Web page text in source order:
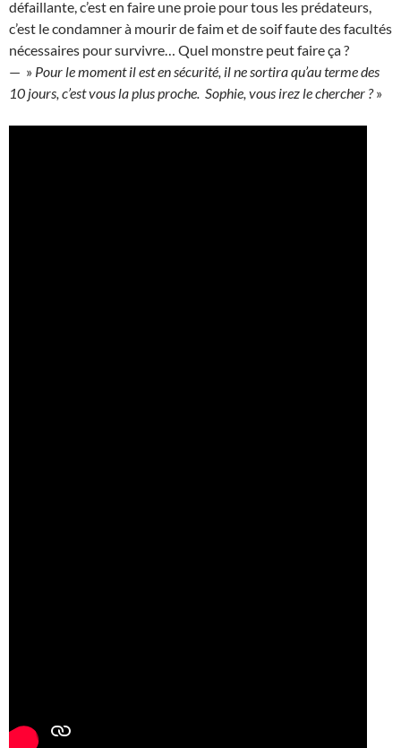
défaillante, c’est en faire une proie pour tous les prédateurs,
c’est le condamner à mourir de faim et de soif faute des facultés
nécessaires pour survivre… Quel monstre peut faire ça ?
— » Pour le moment il est en sécurité, il ne sortira qu’au terme des
10 jours, c’est vous la plus proche. Sophie, vous irez le chercher ?»